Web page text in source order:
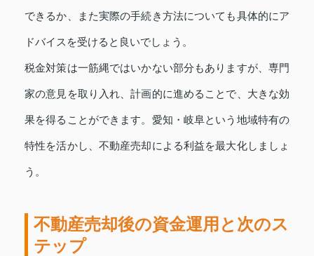
できるか、また実際の手続き方法についても具体的にア
ドバイスを受けると良いでしょう。
税金対策は一筋縄ではいかない部分もありますが、専門
家の意見を取り入れ、計画的に進めることで、大きな効
果を得ることができます。愛知・岐阜という地域特有の
特性を活かし、不動産売却による利益を最大化しましょ
う。
不動産売却後の資金運用と次のス
テップ